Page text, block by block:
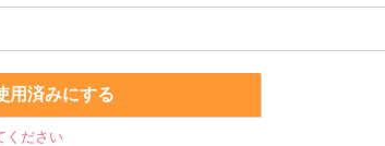
用済みにする
ください